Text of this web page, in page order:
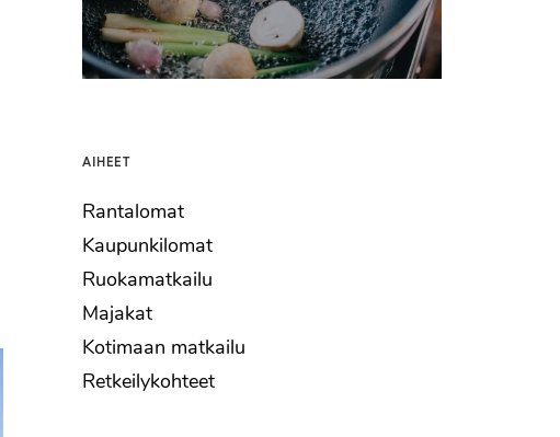
AIHEET
Rantalomat
Kaupunkilomat
Ruokamatkailu
Majakat
Kotimaan matkailu
Retkeilykohteet